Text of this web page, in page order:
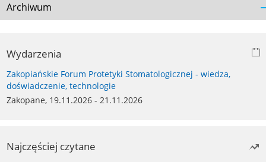
Archiwum
Wydarzenia
Zakopiańskie Forum Protetyki Stomatologicznej - wiedza,
doświadczenie, technologie
Zakopane, 19.11.2026 - 21.11.2026
Najczęściej czytane